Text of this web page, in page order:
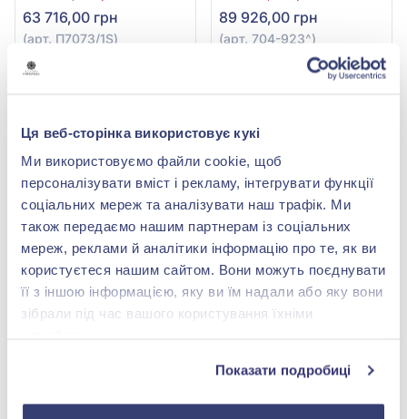
Ця веб-сторінка використовує кукі
Ми використовуємо файли cookie, щоб
персоналізувати вміст і рекламу, інтегрувати функції
соціальних мереж та аналізувати наш трафік. Ми
також передаємо нашим партнерам із соціальних
мереж, реклами й аналітики інформацію про те, як ви
користуєтеся нашим сайтом. Вони можуть поєднувати
її з іншою інформацією, яку ви їм надали або яку вони
зібрали під час вашого користування їхніми
Показати подробиці
63 716,00 грн
(арт. П7073/1S)
89 926,00 грн
(арт. 704-923^)
Кольє з синім сапфіром
0,33ct та діамантами
Кольє з діамантами
(10,21ct) із білого золота
(арт. КЛ7074/1S)